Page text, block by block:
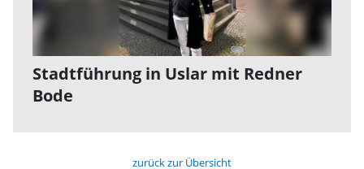
Stadtführung in Uslar mit Redner
Bode
zurück zur Übersicht